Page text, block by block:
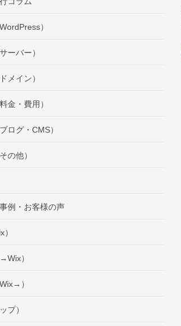
）
ーバー）
メイン）
金・費用）
ログ・CMS）
の他）
例・お客様の声
）
）
プ）